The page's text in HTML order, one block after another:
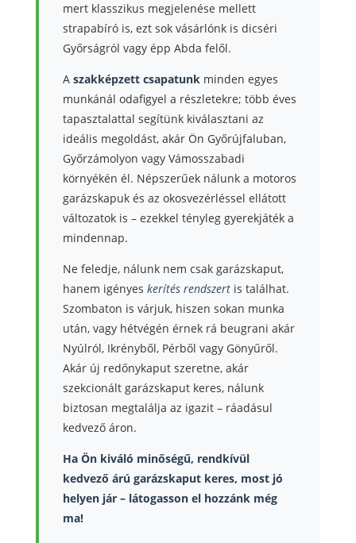
mert klasszikus megjelenése mellett
strapabíró is, ezt sok vásárlónk is dicséri
Győrságról vagy épp Abda felől.
A szakképzett csapatunkminden egyes
munkánál odafigyel a részletekre; több éves
tapasztalattal segítünk kiválasztani az
ideális megoldást, akár Ön Győrújfaluban,
Győrzámolyon vagy Vámosszabadi
környékén él. Népszerűek nálunk a motoros
garázskapuk és az okosvezérléssel ellátott
változatok is – ezekkel tényleg gyerekjáték a
mindennap.
Ne feledje, nálunk nem csak garázskaput,
hanem igényes kerítés rendszertis találhat.
Szombaton is várjuk, hiszen sokan munka
után, vagy hétvégén érnek rá beugrani akár
Nyúlról, Ikrényből, Pérből vagy Gönyűről.
Akár új redőnykaput szeretne, akár
szekcionált garázskaput keres, nálunk
biztosan megtalálja az igazit – ráadásul
kedvező áron.
Ha Ön kiváló minőségű, rendkívül
kedvező árú garázskaput keres, most jó
helyen jár – látogasson el hozzánk még
ma!